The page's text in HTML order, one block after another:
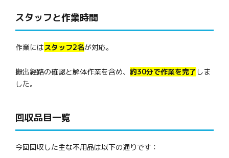
スタッフと作業時間
作業にはスタッフ2名が対応。
搬出経路の確認と解体作業を含め、 約30分で作業を完了しま
した。
回収品目一覧
今回回収した主な不用品は以下の通りです：